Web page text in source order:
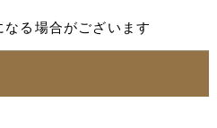
る場合がございます